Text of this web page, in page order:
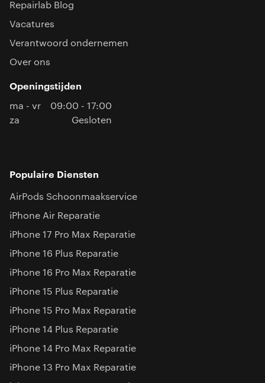
Repairlab Blog
Vacatures
Verantwoord ondernemen
Over ons
Openingstijden
ma - vr
09:00 - 17:00
za
Gesloten
Populaire Diensten
AirPods Schoonmaakservice
iPhone Air Reparatie
iPhone 17 Pro Max Reparatie
iPhone 16 Plus Reparatie
iPhone 16 Pro Max Reparatie
iPhone 15 Plus Reparatie
iPhone 15 Pro Max Reparatie
iPhone 14 Plus Reparatie
iPhone 14 Pro Max Reparatie
iPhone 13 Pro Max Reparatie